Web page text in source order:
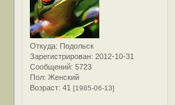
Откуда: Подольск
Зарегистрирован: 2012-10-31
Сообщений: 5723
Пол: Женский
Возраст: 41[1985-06-13]